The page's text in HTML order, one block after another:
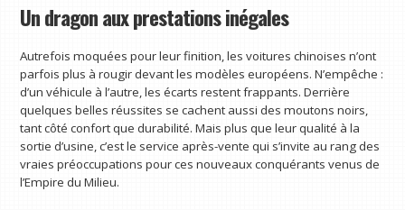
Un dragon aux prestations inégales
Autrefois moquées pour leur finition, les voitures chinoises n’ont
parfois plus à rougir devant les modèles européens. N’empêche :
d’un véhicule à l’autre, les écarts restent frappants. Derrière
quelques belles réussites se cachent aussi des moutons noirs,
tant côté confort que durabilité. Mais plus que leur qualité à la
sortie d’usine, c’est le service après-vente qui s’invite au rang des
vraies préoccupations pour ces nouveaux conquérants venus de
l’Empire du Milieu.